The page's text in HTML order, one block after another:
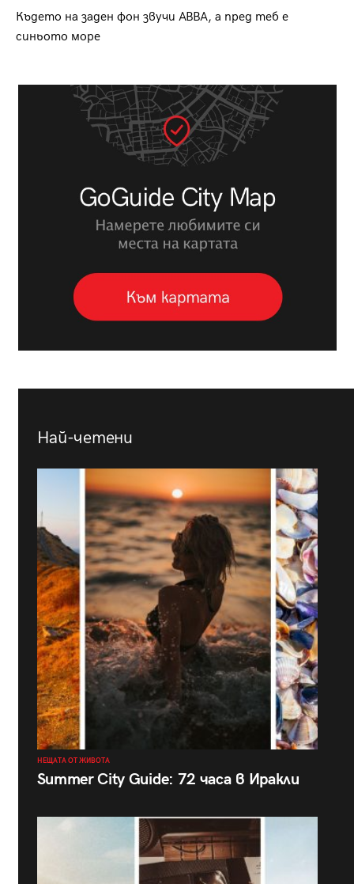
Където на заден фон звучи ABBA, а пред теб е
синьото море
Най-четени
НЕЩАТА ОТ ЖИВОТА
Summer City Guide: 72 часа в Иракли